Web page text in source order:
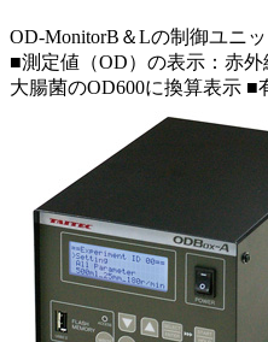
OD-MonitorB＆Lの制御ユニッ
■測定値（OD）の表示：赤
大腸菌のOD600に換算表示 ■